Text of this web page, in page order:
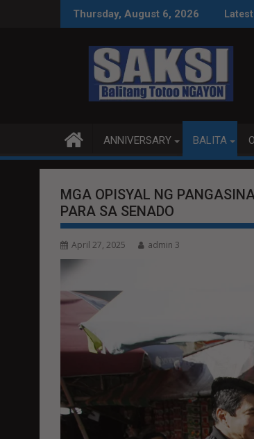
Thursday, August 6, 2026
MAS PRODUKTIBO P92.8
ANNIVERSARY BALITA
MGA OPISYAL NG
PARA SA SENADO
April 27, 2025 admin 3